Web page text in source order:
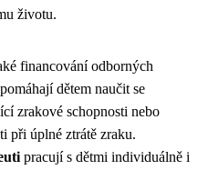
životu.
financování odborných
dětem naučit se
zrakové schopnosti nebo
při úplné ztrátě zraku.
pracují s dětmi individuálně i